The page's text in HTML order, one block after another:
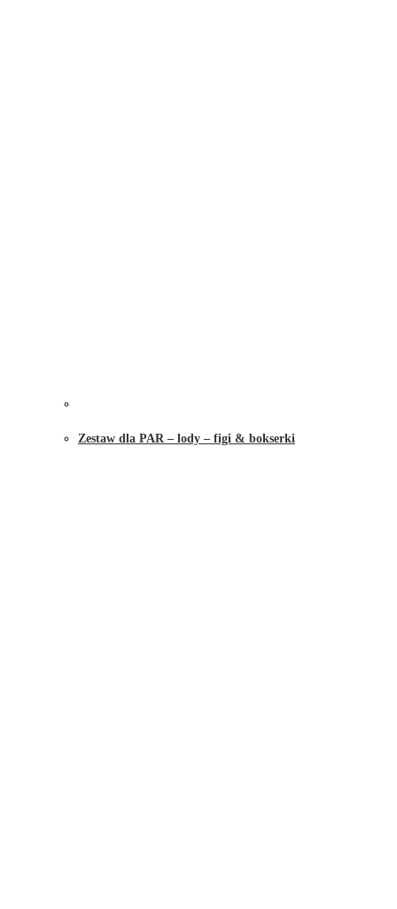
Zestaw dla PAR – lody – figi & bokserki